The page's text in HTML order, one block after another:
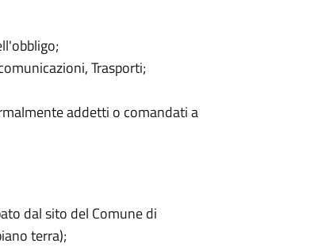
Trasporti;
addetti o comandati a
dal sito del Comune di
terra);